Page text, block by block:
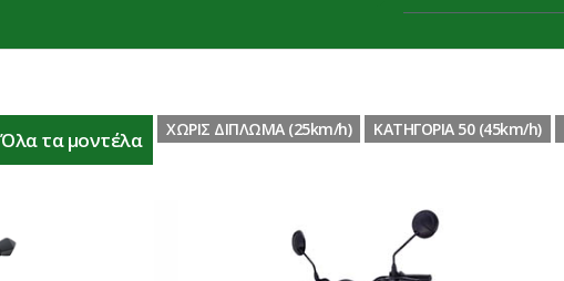
ΧΩΡΙΣ ΔΙΠΛΩΜΑ (25km/h) ΚΑΤΗΓΟΡΙΑ 50 (45km/h)